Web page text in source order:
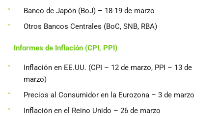
Banco de Japón (BoJ) – 18-19 de marzo
Otros Bancos Centrales (BoC, SNB, RBA)
Informes de Inflación (CPI, PPI)
Inflación en EE.UU. (CPI – 12 de marzo, PPI – 13 de
marzo)
Precios al Consumidor en la Eurozona – 3 de marzo
Inflación en el Reino Unido – 26 de marzo